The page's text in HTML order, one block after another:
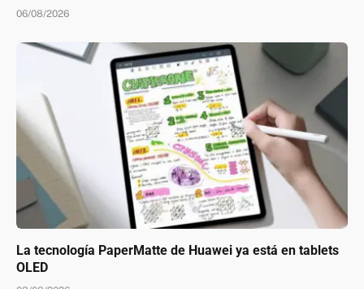
06/08/2026
La tecnología PaperMatte de Huawei ya está en tablets
OLED